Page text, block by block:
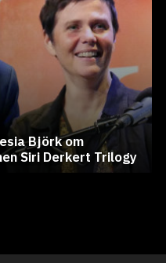
Björk om
Siri Derkert Trilogy